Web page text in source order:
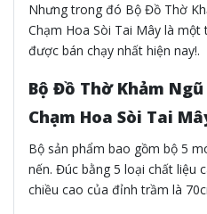
Nhưng trong đó Bộ Đồ Thờ
Chạm Hoa Sòi Tai Mây là
được bán chạy nhất hiện nay!.
Bộ Đồ Thờ Khảm
Chạm Hoa Sòi Tai
Bộ sản phẩm bao gồm bộ 5
nến. Đúc bằng 5 loại chất liệu
chiều cao của đỉnh trầm là